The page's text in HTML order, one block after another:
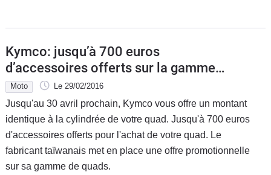
Kymco: jusqu’à 700 euros
d’accessoires offerts sur la gamme
quad
Moto Le 29/02/2016
Jusqu'au 30 avril prochain, Kymco vous offre un montant
identique à la cylindrée de votre quad. Jusqu'à 700 euros
d'accessoires offerts pour l'achat de votre quad. Le
fabricant taïwanais met en place une offre promotionnelle
sur sa gamme de quads.